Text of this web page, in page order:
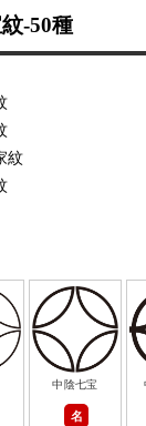
-50種
紋
中陰七宝
名